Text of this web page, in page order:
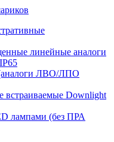
линейные аналоги
ЛВО/ЛПО
встраиваемые Downlight
лампами (без ПРА